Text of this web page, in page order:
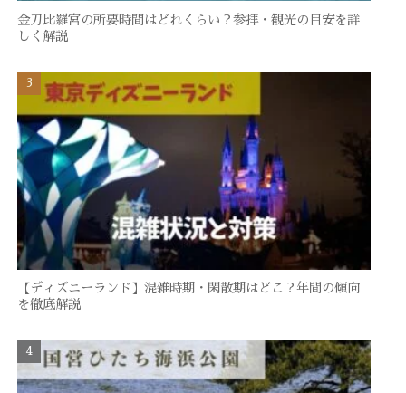
金刀比羅宮の所要時間はどれくらい？参拝・観光の目安を詳
しく解説
【ディズニーランド】混雑時期・閑散期はどこ？年間の傾向
を徹底解説